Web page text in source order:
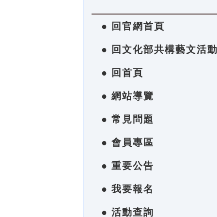
● 回官網首頁
● 回文化部共構藝文活
● 回首頁
● 網站導覽
● 常見問題
● 會員專區
● 重要公告
● 我要報名
● 活動查詢